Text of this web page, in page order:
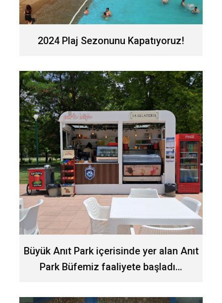
2024 Plaj Sezonunu Kapatıyoruz!
Büyük Anıt Park içerisinde yer alan Anıt
Park Büfemiz faaliyete başladı…